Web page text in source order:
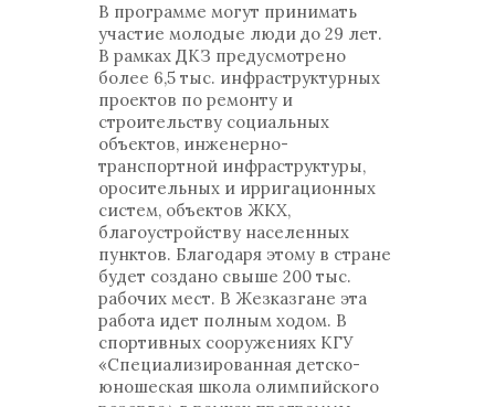
В программе могут принимать
участие молодые люди до 29 лет.
В рамках ДКЗ предусмотрено
более 6,5 тыс. инфраструктурных
проектов по ремонту и
строительству социальных
объектов, инженерно-
транспортной инфраструктуры,
оросительных и ирригационных
систем, объектов ЖКХ,
благоустройству населенных
пунктов. Благодаря этому в стране
будет создано свыше 200 тыс.
рабочих мест. В Жезказгане эта
работа идет полным ходом. В
спортивных сооружениях КГУ
«Специализированная детско-
юношеская школа олимпийского